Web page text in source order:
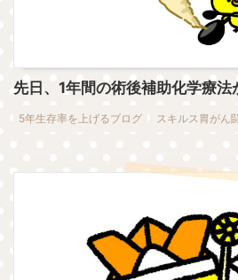
先日、1年間の術後補助化学療法
5年生存率を上げるブログ スキルス胃がん